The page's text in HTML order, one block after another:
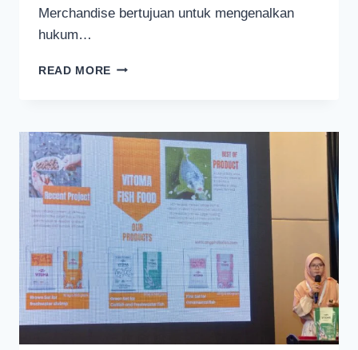
Merchandise bertujuan untuk mengenalkan
hukum…
READ MORE FAKULTAS
BUKA
MATA